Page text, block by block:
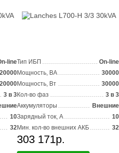
line
20000
20000
3 в 3
10
32
Тип ИБП
On-line
Мощность, ВА
30000
Мощность, Вт
30000
Кол-во фаз
3 в 3
Аккумуляторы
Внешние
Зарядный ток, А
10
Мин. кол-во внешних АКБ
32
303 171р.